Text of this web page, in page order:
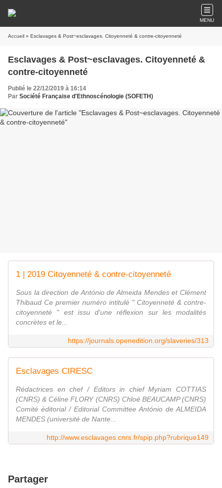
MENU
Accueil » Esclavages & Post~esclavages. Citoyenneté & contre-citoyenneté
Esclavages & Post~esclavages. Citoyenneté &
contre-citoyenneté
Publié le 22/12/2019 à 16:14
Par Société Française d'Ethnoscénologie (SOFETH)
1 | 2019 Citoyenneté & contre-citoyenneté
Sous la direction de António de Almeida Mendes et Clément
Thibaud Ce premier numéro intitulé " Citoyenneté & contre-
citoyenneté " est issu d'une réflexion sur les modalités
concrètes et le...
https://journals.openedition.org/slaveries/313
Esclavages CIRESC
Rédactrices en chef / Editors in chief Myriam COTTIAS
(CNRS) & Céline FLORY (CNRS) Chloé BEAUCAMP (CNRS)
Comité éditorial / Editorial Committee António de ALMEIDA
MENDES (université de Nante...
http://www.esclavages.cnrs.fr/spip.php?rubrique149
Partager